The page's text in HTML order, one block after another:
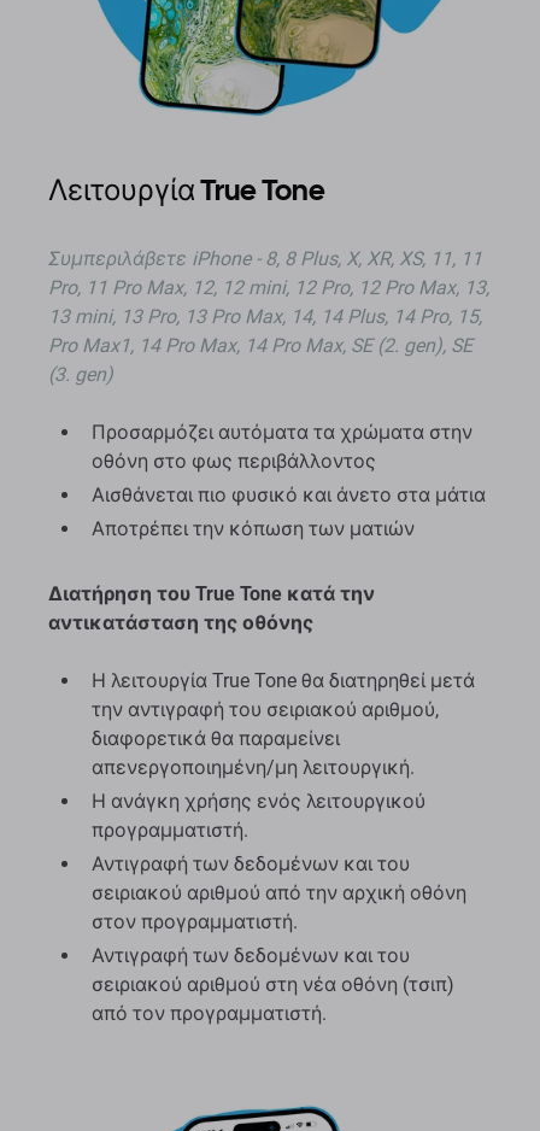
Λειτουργία True Tone
Συμπεριλάβετε iPhone - 8, 8 Plus, X, XR, XS, 11, 11
Pro, 11 Pro Max, 12, 12 mini, 12 Pro, 12 Pro Max, 13,
13 mini, 13 Pro, 13 Pro Max, 14, 14 Plus, 14 Pro, 15,
Pro Max1, 14 Pro Max, 14 Pro Max, SE (2. gen), SE
(3. gen)
Προσαρμόζει αυτόματα τα χρώματα στην
οθόνη στο φως περιβάλλοντος
Αισθάνεται πιο φυσικό και άνετο στα μάτια
Αποτρέπει την κόπωση των ματιών
Διατήρηση του True Tone κατά την
αντικατάσταση της οθόνης
Η λειτουργία True Tone θα διατηρηθεί μετά
την αντιγραφή του σειριακού αριθμού,
διαφορετικά θα παραμείνει
απενεργοποιημένη/μη λειτουργική.
Η ανάγκη χρήσης ενός λειτουργικού
προγραμματιστή.
Αντιγραφή των δεδομένων και του
σειριακού αριθμού από την αρχική οθόνη
στον προγραμματιστή.
Αντιγραφή των δεδομένων και του
σειριακού αριθμού στη νέα οθόνη (τσιπ)
από τον προγραμματιστή.